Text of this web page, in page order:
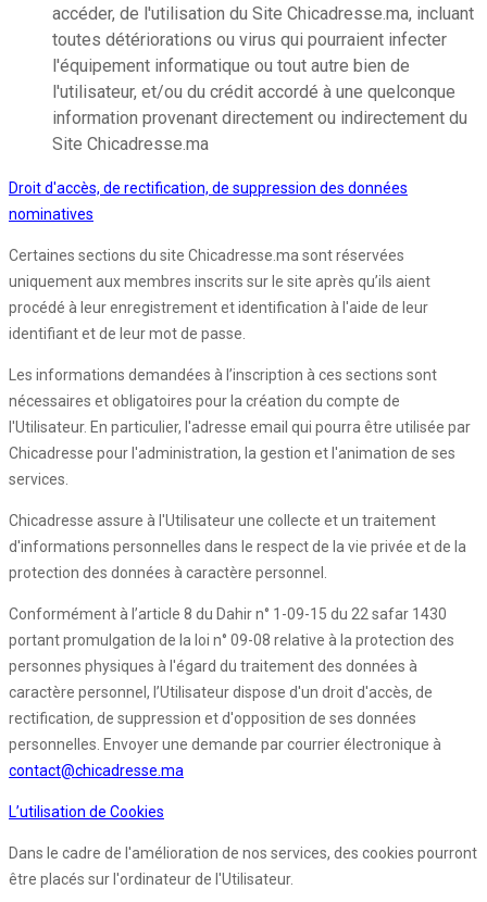
accéder, de l'utilisation du Site Chicadresse.ma, incluant
toutes détériorations ou virus qui pourraient infecter
l'équipement informatique ou tout autre bien de
l'utilisateur, et/ou du crédit accordé à une quelconque
information provenant directement ou indirectement du
Site Chicadresse.ma
Droit d'accès, de rectification, de suppression des données
nominatives
Certaines sections du site Chicadresse.ma sont réservées
uniquement aux membres inscrits sur le site après qu’ils aient
procédé à leur enregistrement et identification à l'aide de leur
identifiant et de leur mot de passe.
Les informations demandées à l’inscription à ces sections sont
nécessaires et obligatoires pour la création du compte de
l'Utilisateur. En particulier, l'adresse email qui pourra être utilisée par
Chicadresse pour l'administration, la gestion et l'animation de ses
services.
Chicadresse assure à l'Utilisateur une collecte et un traitement
d'informations personnelles dans le respect de la vie privée et de la
protection des données à caractère personnel.
Conformément à l’article 8 du Dahir n° 1-09-15 du 22 safar 1430
portant promulgation de la loi n° 09-08 relative à la protection des
personnes physiques à l'égard du traitement des données à
caractère personnel, l’Utilisateur dispose d'un droit d'accès, de
rectification, de suppression et d'opposition de ses données
personnelles. Envoyer une demande par courrier électronique à
contact@chicadresse.ma
L’utilisation de Cookies
Dans le cadre de l'amélioration de nos services, des cookies pourront
être placés sur l'ordinateur de l'Utilisateur.